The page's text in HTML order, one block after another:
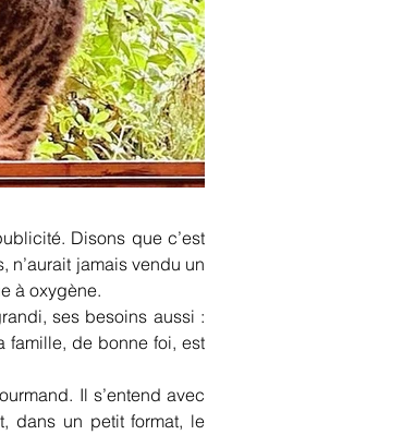
Disons que c’est
jamais vendu un
à oxygène.
ses besoins aussi :
famille, de bonne foi, est
Il s’entend avec
dans un petit format, le